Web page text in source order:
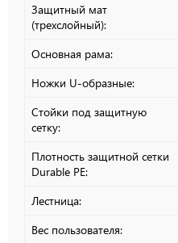
Защитный мат
(трехслойный):
Основная рама:
Ножки U-образные:
Стойки под защитную
сетку:
Плотность защитной сетки
Durable PE:
Лестница:
Вес пользователя: